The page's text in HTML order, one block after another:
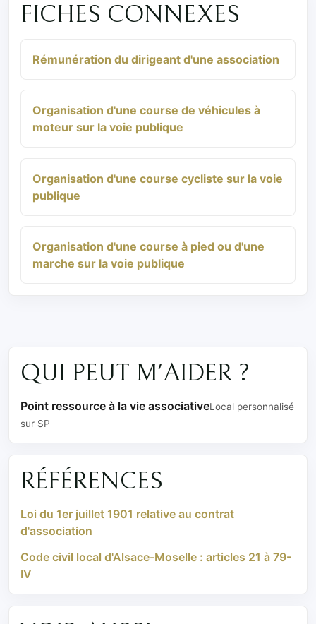
FICHES CONNEXES
Rémunération du dirigeant d'une association
Organisation d'une course de véhicules à
moteur sur la voie publique
Organisation d'une course cycliste sur la voie
publique
Organisation d'une course à pied ou d'une
marche sur la voie publique
QUI PEUT M'AIDER ?
Point ressource à la vie associativeLocal personnalisé
sur SP
RÉFÉRENCES
Loi du 1er juillet 1901 relative au contrat
d'association
Code civil local d'Alsace-Moselle : articles 21 à 79-
IV